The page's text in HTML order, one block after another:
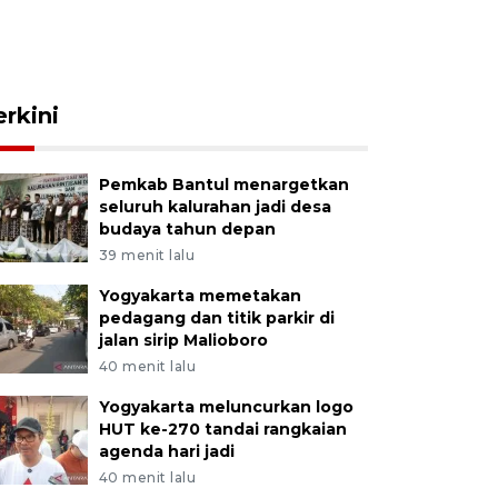
Pemkab Bantul menargetkan
seluruh kalurahan jadi desa
budaya tahun depan
39 menit lalu
Yogyakarta memetakan
pedagang dan titik parkir di
jalan sirip Malioboro
40 menit lalu
Yogyakarta meluncurkan logo
HUT ke-270 tandai rangkaian
agenda hari jadi
40 menit lalu